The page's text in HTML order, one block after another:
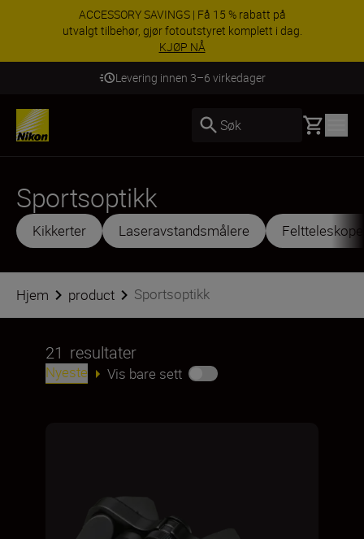
ACCESSORY SAVINGS | Få 15 % rabatt på
utvalgt tilbehør, gjør fotoutstyret komplett i dag.
KJØP NÅ
Levering innen 3–6 virkedager
Søk Basket
Sportsoptikk
Kikkerter Laseravstandsmålere
Hjem product Sportsoptikk
21 resultater
Nyeste Vis bare sett